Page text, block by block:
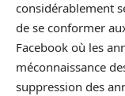
considérablement
de se conformer
Facebook où les
méconnaissance
suppression des